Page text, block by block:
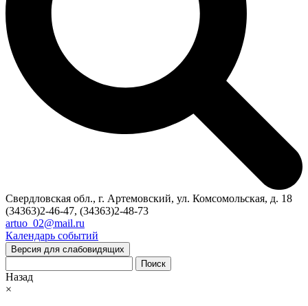
Свердловская обл., г. Артемовский, ул. Комсомольская, д. 18
(34363)2-46-47, (34363)2-48-73
artuo_02@mail.ru
Календарь событий
Версия для слабовидящих
Поиск
Назад
×